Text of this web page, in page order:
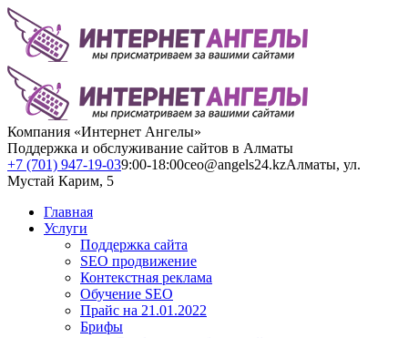
Компания «Интернет Ангелы»
Поддержка и обслуживание сайтов в Алматы
+7 (701) 947-19-039:00-18:00ceo@angels24.kzАлматы, ул.
Мустай Карим, 5
Главная
Услуги
Поддержка сайта
SEO продвижение
Контекстная реклама
Обучение SEO
Прайс на 21.01.2022
Брифы